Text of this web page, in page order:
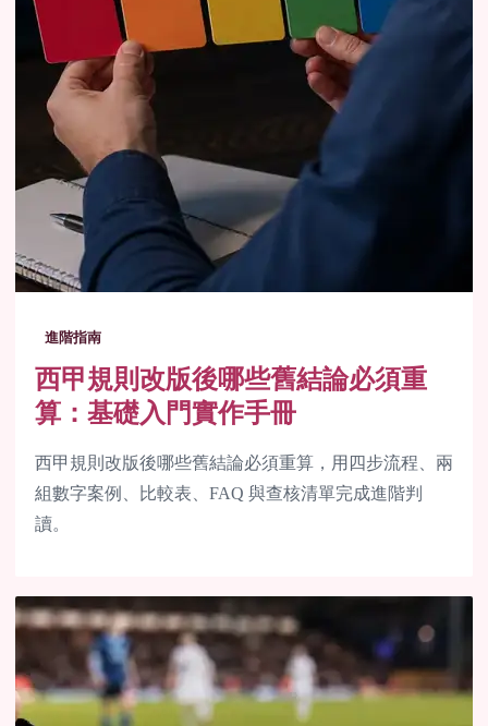
進階指南
西甲規則改版後哪些舊結論必須重
算：基礎入門實作手冊
西甲規則改版後哪些舊結論必須重算，用四步流程、兩
組數字案例、比較表、FAQ 與查核清單完成進階判
讀。